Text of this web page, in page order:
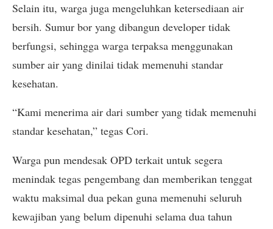
Selain itu, warga juga mengeluhkan ketersediaan air
bersih. Sumur bor yang dibangun developer tidak
berfungsi, sehingga warga terpaksa menggunakan
sumber air yang dinilai tidak memenuhi standar
kesehatan.
“Kami menerima air dari sumber yang tidak memenuhi
standar kesehatan,” tegas Cori.
Warga pun mendesak OPD terkait untuk segera
menindak tegas pengembang dan memberikan tenggat
waktu maksimal dua pekan guna memenuhi seluruh
kewajiban yang belum dipenuhi selama dua tahun